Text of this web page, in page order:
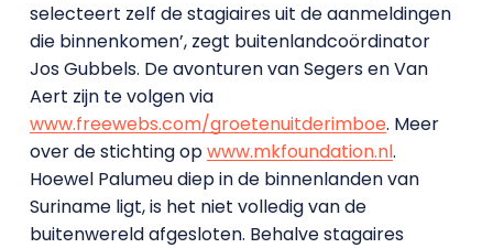
selecteert zelf de stagiaires uit de aanmeldingen
die binnenkomen’, zegt buitenlandcoördinator
Jos Gubbels. De avonturen van Segers en Van
Aert zijn te volgen via
www.freewebs.com/groetenuitderimboe. Meer
over de stichting opwww.mkfoundation.nl.
Hoewel Palumeu diep in de binnenlanden van
Suriname ligt, is het niet volledig van de
buitenwereld afgesloten. Behalve stagaires